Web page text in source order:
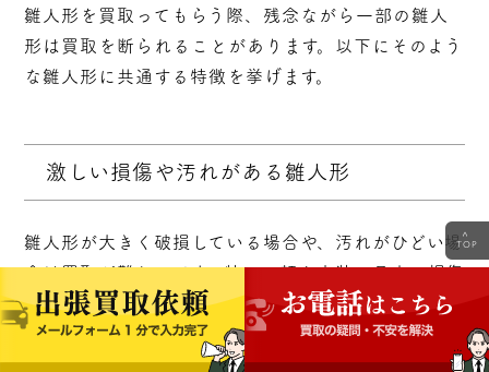
雛人形を買取ってもらう際、残念ながら一部の雛人
形は買取を断られることがあります。以下にそのよう
な雛人形に共通する特徴を挙げます。
激しい損傷や汚れがある雛人形
雛人形が大きく破損している場合や、汚れがひどい場
合は買取が難しいです。特に、顔や衣装に目立つ損傷
や汚れがあると、その価値は大きく減少します。ま
た、カビが生えていたり、虫食いがある場合も同様
に、買取を断られる可能性が高いです。これらは修
<
TOP